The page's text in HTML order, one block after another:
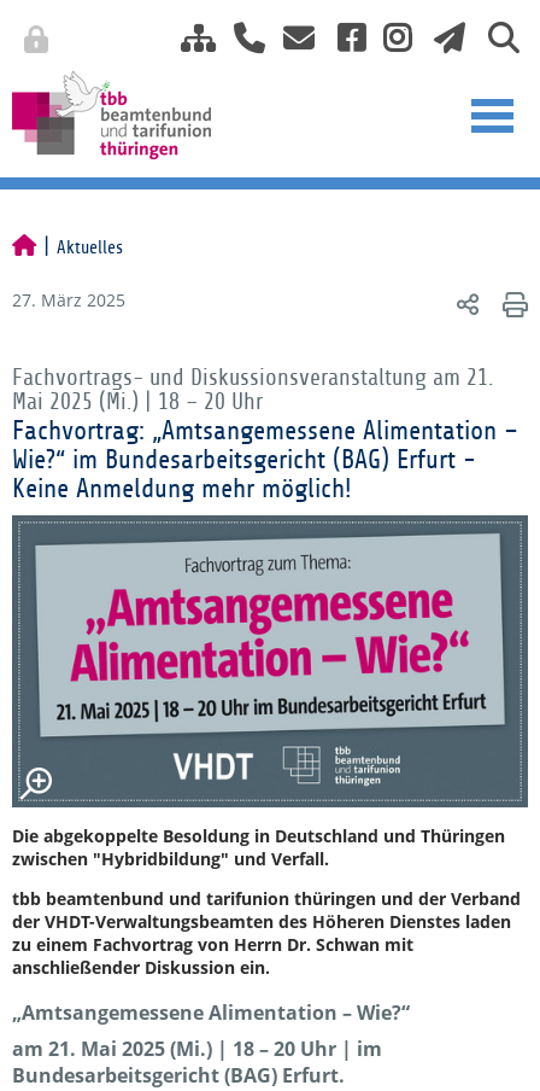
Aktuelles
27. März 2025
Fachvortrags- und Diskussionsveranstaltung am 21.
Mai 2025 (Mi.) | 18 – 20 Uhr
Fachvortrag: „Amtsangemessene Alimentation –
Wie?“ im Bundesarbeitsgericht (BAG) Erfurt -
Keine Anmeldung mehr möglich!
Die abgekoppelte Besoldung in Deutschland und Thüringen
zwischen "Hybridbildung" und Verfall.
tbb beamtenbund und tarifunion thüringen und der Verband
der VHDT-Verwaltungsbeamten des Höheren Dienstes laden
zu einem Fachvortrag von Herrn Dr. Schwan mit
anschließender Diskussion ein.
„Amtsangemessene Alimentation – Wie?“
am 21. Mai 2025 (Mi.) | 18 – 20 Uhr | im
Bundesarbeitsgericht (BAG) Erfurt.